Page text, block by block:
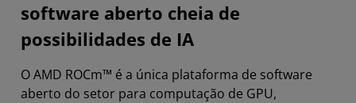
software aberto cheia de
possibilidades de IA
O AMD ROCm™ é a única plataforma de software
aberto do setor para computação de GPU,